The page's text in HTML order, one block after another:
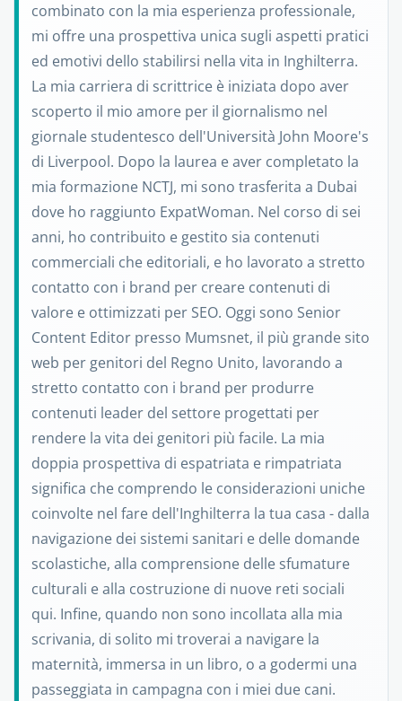
combinato con la mia esperienza professionale,
mi offre una prospettiva unica sugli aspetti pratici
ed emotivi dello stabilirsi nella vita in Inghilterra.
La mia carriera di scrittrice è iniziata dopo aver
scoperto il mio amore per il giornalismo nel
giornale studentesco dell'Università John Moore's
di Liverpool. Dopo la laurea e aver completato la
mia formazione NCTJ, mi sono trasferita a Dubai
dove ho raggiunto ExpatWoman. Nel corso di sei
anni, ho contribuito e gestito sia contenuti
commerciali che editoriali, e ho lavorato a stretto
contatto con i brand per creare contenuti di
valore e ottimizzati per SEO. Oggi sono Senior
Content Editor presso Mumsnet, il più grande sito
web per genitori del Regno Unito, lavorando a
stretto contatto con i brand per produrre
contenuti leader del settore progettati per
rendere la vita dei genitori più facile. La mia
doppia prospettiva di espatriata e rimpatriata
significa che comprendo le considerazioni uniche
coinvolte nel fare dell'Inghilterra la tua casa - dalla
navigazione dei sistemi sanitari e delle domande
scolastiche, alla comprensione delle sfumature
culturali e alla costruzione di nuove reti sociali
qui. Infine, quando non sono incollata alla mia
scrivania, di solito mi troverai a navigare la
maternità, immersa in un libro, o a godermi una
passeggiata in campagna con i miei due cani.